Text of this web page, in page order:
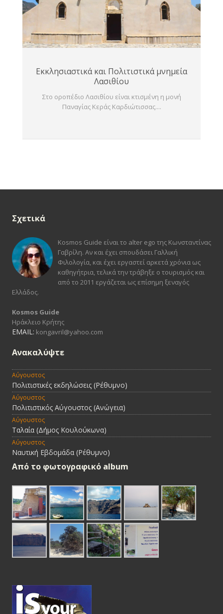
Εκκλησιαστικά και Πολιτιστικά μνημεία
Λασιθίου
Στο οροπέδιο Λασιθίου είναι κτισμένη η μονή
Παναγίας Κεράς Καρδιώτισσας....
Σχετικά
Kosmos Guide είναι το alter ego της Κωνσταντίνας
Γαβρίλη. Αν και έχει σπουδάσει Γαλλική
Φιλολογία, και έχει εργαστεί αρκετά χρόνια ως
καθηγήτρια, τελικά την τράβηξε ο τουρισμός και
από το 2011 εργάζεται ως επίσημη ξεναγός
Ελλάδος.
Kosmos Guide
Ηράκλειο Κρήτης
EMAIL: kongavril@yahoo.com
Ανακαλύψτε
Αύγουστος
Πολιτιστικές εκδηλώσεις (Ρέθυμνο)
Αύγουστος
Πολιτιστικός Αύγουστος (Ανώγεια)
Αύγουστος
Ταλαία (Δήμος Κουλούκωνα)
Αύγουστος
Ναυτική Εβδομάδα (Ρέθυμνο)
Από τo φωτογραφικό album